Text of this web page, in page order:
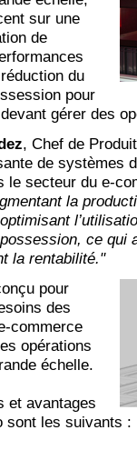
sur une
de
du
pour
gérer des
, Chef de
de systèmes
le secteur du e-
la
ce qui
la rentabilité."
pour
des
commerce
opérations
échelle.
et avantages
sont les suivants :